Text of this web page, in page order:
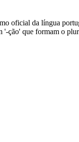
oficial da língua
'-ção' que formam o